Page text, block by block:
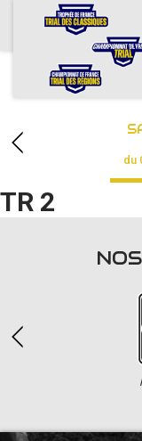
ACCUEIL
CALENDRIER
RÉSULTATS
PHOTOS /
PARTENAIRES
du
TR 2